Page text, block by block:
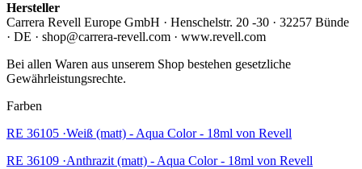
Hersteller
Carrera Revell Europe GmbH · Henschelstr. 20 -30 · 32257 Bünde
· DE · shop@carrera-revell.com · www.revell.com
Bei allen Waren aus unserem Shop bestehen gesetzliche
Gewährleistungsrechte.
Farben
RE 36105 ·Weiß (matt) - Aqua Color - 18ml von Revell
RE 36109 ·Anthrazit (matt) - Aqua Color - 18ml von Revell